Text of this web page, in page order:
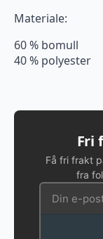
Materiale:
60 % bomull
40 % polyester
Fri
Få fri frakt
fra